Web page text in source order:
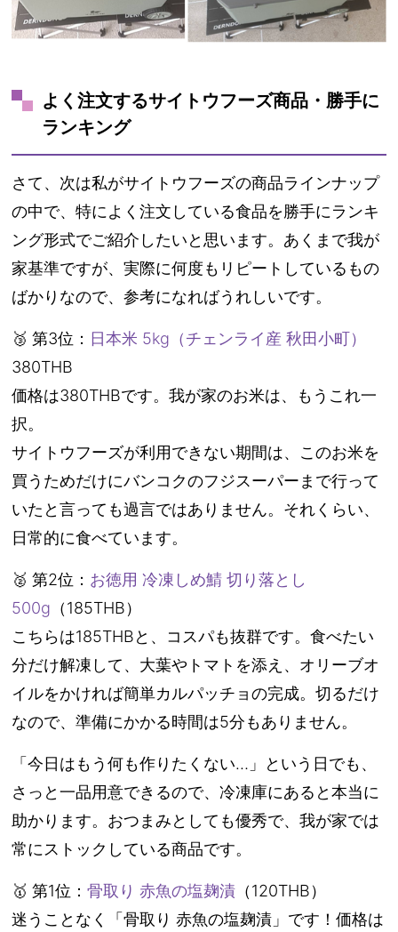
よく注文するサイトウフーズ商品・勝手に
ランキング
さて、次は私がサイトウフーズの商品ラインナップ
の中で、特によく注文している食品を勝手にランキ
ング形式でご紹介したいと思います。あくまで我が
家基準ですが、実際に何度もリピートしているもの
ばかりなので、参考になればうれしいです。
🥉 第3位： 日本米 5kg（チェンライ産 秋田小町）
380THB
価格は380THBです。我が家のお米は、もうこれ一
択。
サイトウフーズが利用できない期間は、このお米を
買うためだけにバンコクのフジスーパーまで行って
いたと言っても過言ではありません。それくらい、
日常的に食べています。
🥈 第2位： お徳用 冷凍しめ鯖 切り落とし
500g （185THB）
こちらは185THBと、コスパも抜群です。食べたい
分だけ解凍して、大葉やトマトを添え、オリーブオ
イルをかければ簡単カルパッチョの完成。切るだけ
なので、準備にかかる時間は5分もありません。
「今日はもう何も作りたくない…」という日でも、
さっと一品用意できるので、冷凍庫にあると本当に
助かります。おつまみとしても優秀で、我が家では
常にストックしている商品です。
🥇 第1位：骨取り 赤魚の塩麹漬 （120THB）
迷うことなく「骨取り 赤魚の塩麹漬」です！価格は